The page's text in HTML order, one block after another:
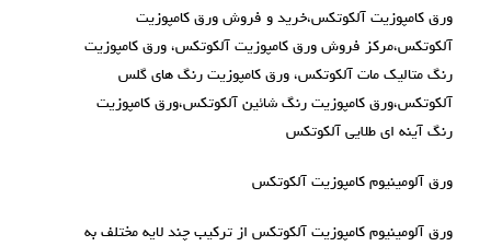
ورق کامپوزیت آلکوتکس،خرید و فروش ورق کامپوزیت
آلکوتکس،مرکز فروش ورق کامپوزیت آلکوتکس، ورق کامپوزیت
رنگ متالیک مات آلکوتکس، ورق کامپوزیت رنگ های گلس
آلکوتکس،ورق کامپوزیت رنگ شائین آلکوتکس،ورق کامپوزیت
رنگ آینه ای طلایی آلکوتکس
ورق آلومینیوم کامپوزیت آلکوتکس
ورق آلومینیوم کامپوزیت آلکوتکس از ترکیب چند لایه مختلف به